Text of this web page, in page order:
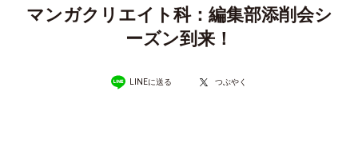
マンガクリエイト科：編集部添削会シ
ーズン到来！
LINEに送る つぶやく